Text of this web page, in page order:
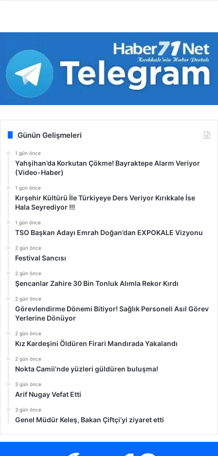
Günün Gelişmeleri
1 gün önce
Yahşihan’da Korkutan Çökme! Bayraktepe Alarm Veriyor
(Video-Haber)
1 gün önce
Kırşehir Kültürü İle Türkiyeye Ders Veriyor Kırıkkale İse
Hala Seyrediyor !!!
1 gün önce
TSO Başkan Adayı Emrah Doğan’dan EXPOKALE Vizyonu
2 gün önce
Festival Sancısı
2 gün önce
Şencanlar Zahire 30 Bin Tonluk Alımla Rekor Kırdı
2 gün önce
Görevlendirme Dönemi Bitiyor! Sağlık Personeli Asıl Görev
Yerlerine Dönüyor
2 gün önce
Kız Kardeşini Öldüren Firari Mandırada Yakalandı
2 gün önce
Nokta Camii’nde yüzleri güldüren buluşma!
3 gün önce
Arif Nugay Vefat Etti
3 gün önce
Genel Müdür Keleş, Bakan Çiftçi’yi ziyaret etti